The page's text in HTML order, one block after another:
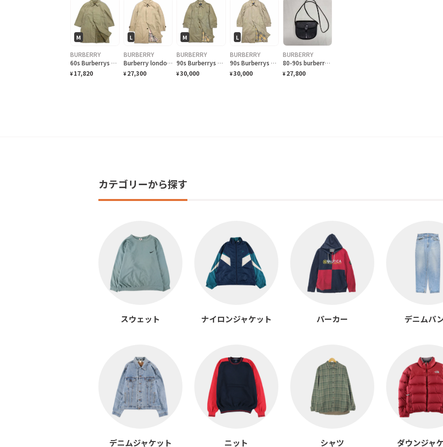
M
BURBERRY
60s Burberrys coat バルマカンコート バーバリーｂー30
¥ 17,820
L
BURBERRY
Burberry london coat バーバリー ロンドン コート 三陽商会 ライナー付属b-34
¥ 27,300
M
BURBERRY
90s Burberrys coat バーバリー BURBERRY バルマカンコート ステンカラーコート 玉虫色 b-42
¥30,000
L
BURBERRY
90s Burberrys coat バーバリー バルマカンコート ベージュ ステンカラー B-41
¥30,000
BURBERRY
80-90s burberrys shoulder bag バーバリー 黒 ショルダーバッグ burberry レザー
¥ 27,800
カテゴリーから探す
スウェット ナイロンジャケット パーカー デニムパ
デニムジャケット ニット シャツ ダウンジャ